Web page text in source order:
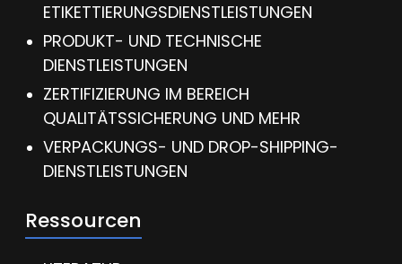
ETIKETTIERUNGSDIENSTLEISTUNGEN
PRODUKT- UND TECHNISCHE
DIENSTLEISTUNGEN
ZERTIFIZIERUNG IM BEREICH
QUALITÄTSSICHERUNG UND MEHR
VERPACKUNGS- UND DROP-SHIPPING-
DIENSTLEISTUNGEN
Ressourcen